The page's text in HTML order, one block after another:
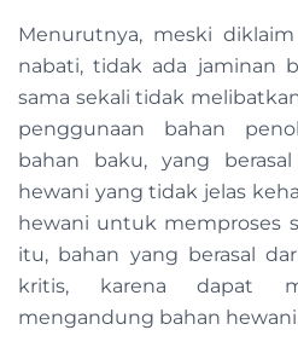
Menurutnya, meski
nabati, tidak ada jaminan
sama sekali tidak
penggunaan bahan
bahan baku, yang
hewani yang tidak jelas
hewani untuk memproses
itu, bahan yang berasal
kritis, karena dapat
mengandung bahan